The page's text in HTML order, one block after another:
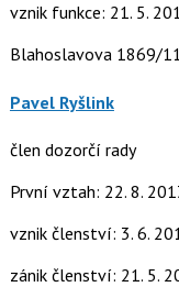
vznik funkce: 21. 5.
Blahoslavova 1869/
Pavel Ryšlink
člen dozorčí rady
První vztah: 22. 8.
vznik členství: 3. 6.
zánik členství: 21. 5.